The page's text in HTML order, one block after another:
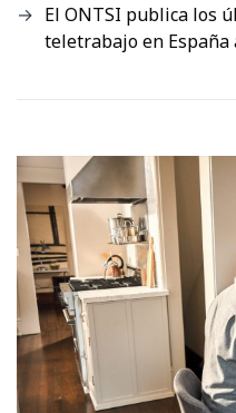
El ONTSI publica los
teletrabajo en España